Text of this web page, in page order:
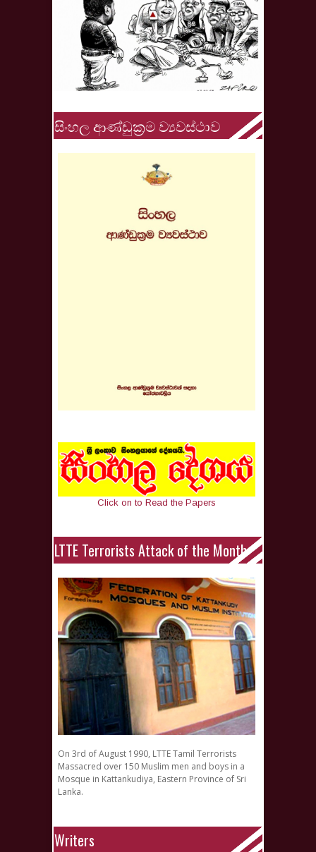
සිංහල ආණ්ඩුක්‍රම ව්‍යවස්ථාව
Click on to Read the Papers
LTTE Terrorists Attack of the Month
On 3rd of August 1990, LTTE Tamil Terrorists
Massacred over 150 Muslim men and boys in a
Mosque in Kattankudiya, Eastern Province of Sri
Lanka.
Writers